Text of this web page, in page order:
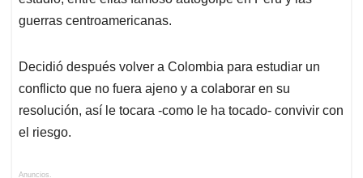
guerras centroamericanas.
Decidió después volver a Colombia para estudiar un
conflicto que no fuera ajeno y a colaborar en su
resolución, así le tocara -como le ha tocado- convivir con
el riesgo.
Anuncios.